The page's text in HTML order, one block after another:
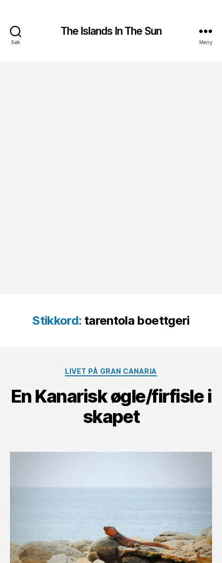
Søk
The Islands In The Sun
Meny
Stikkord: tarentola boettgeri
Kategorier
LIVET PÅ GRAN CANARIA
En Kanarisk øgle/firfisle i
skapet